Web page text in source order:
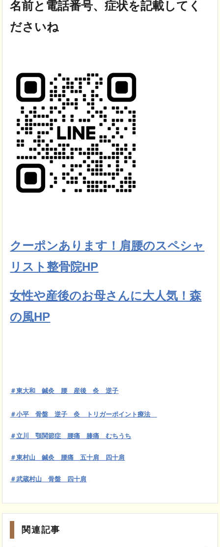
名前と電話番号、症状を記載してく
ださいね
クーポンあります！肩腰のスペシャ
リスト整骨院HP
女性や産後のお母さんに大人気！森
の風HP
＃東大和 鍼灸 腰 産後 灸 逆子
＃小平 骨盤 逆子 灸 トリガーポイント療法
＃立川 顎関節症 腰痛 膝痛 むちうち
＃東村山 鍼灸 腰痛 五十肩 四十肩
＃武蔵村山 骨盤 四十肩
関連記事